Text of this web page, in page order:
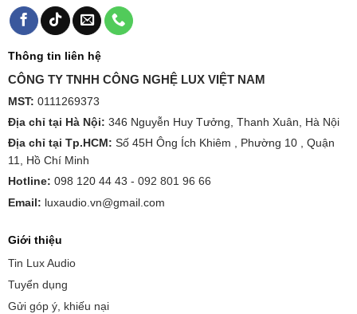
Thông tin liên hệ
CÔNG TY TNHH CÔNG NGHỆ LUX VIỆT NAM
MST: 0111269373
Địa chỉ tại Hà Nội: 346 Nguyễn Huy Tưởng, Thanh Xuân, Hà Nội
Địa chỉ tại Tp.HCM: Số 45H Ông Ích Khiêm , Phường 10 , Quận
11, Hồ Chí Minh
Hotline: 098 120 44 43 - 092 801 96 66
Email: luxaudio.vn@gmail.com
Giới thiệu
Tin Lux Audio
Tuyển dụng
Gửi góp ý, khiếu nại